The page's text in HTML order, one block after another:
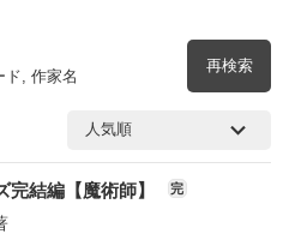
ド, 作家名
再検索
を含む
完結編【魔術師】 完